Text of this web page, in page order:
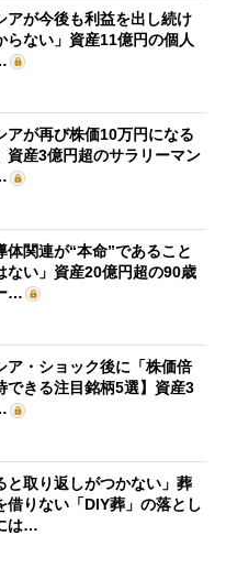
アが今後も利益を出し続け
らない」資産11億円の個人
アが再び株価10万円になる
資産3億円超のサラリーマン
体関連が“本命”であること
ない」資産20億円超の90歳
…
ア・ショック後に「株価倍
できる注目銘柄5選】資産3
と取り返しがつかない」葬
借りない「DIY葬」の落とし
は…